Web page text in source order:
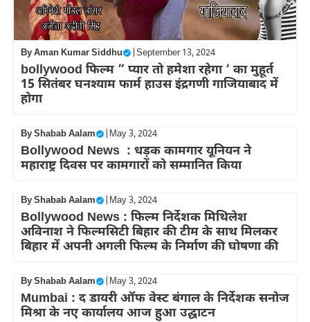
ByAman Kumar Siddhu September 13, 2024
bollywood फिल्म ” प्यार तो हमेशा रहेगा ‘ का मुहूर्त
15 सितंबर घनश्याम फार्म हाउस इंद्रगणी गाजियाबाद में
होगा
ByShabab Aalam May 3, 2024
Bollywood News : धड़क कामगार यूनियन ने
महाराष्ट्र दिवस पर कामगारों को सम्मानित किया
ByShabab Aalam May 3, 2024
Bollywood News : फिल्म निर्देशक मिथिलेश
अविनाश ने फिल्मसिटी बिहार की टीम के साथ मिलकर
बिहार में अपनी अगली फिल्म के निर्माण की घोषणा की
ByShabab Aalam May 3, 2024
Mumbai : द डायरी ऑफ वेस्ट बंगाल के निर्देशक सनोज
मिश्रा के नए कार्यालय आज हुआ उद्घाटन